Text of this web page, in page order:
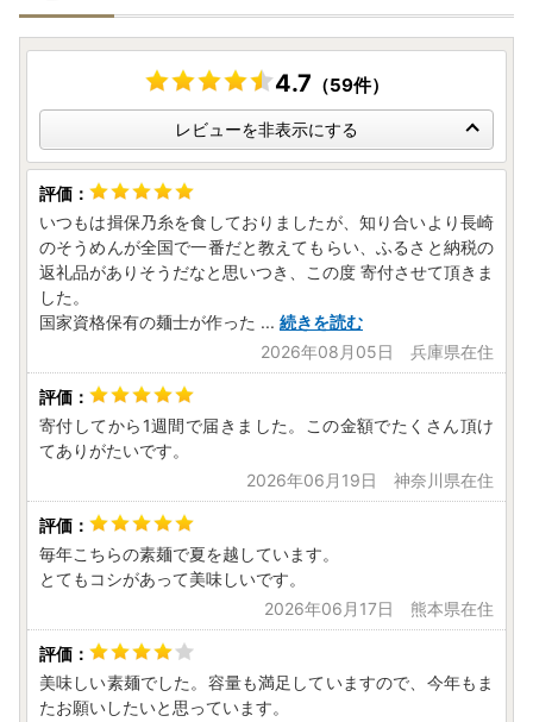
※お名前に旧字体または機種依存文字などが含まれている場
合、当市からお送りするメールにおいて、システム上一部の
メールソフトにて文字化けが発生する可能性がございます。
何卒ご了承ください。
【個人情報の取り扱いについて】
お寄せいただいた個人情報は、寄附金の受付、入金及び返礼
品発送に係る確認・連絡、各種お問い合わせ、寄附の使い道
のお知らせの広報等に利用するものであり、
それ以外の目的で使用するものではありません。返礼品発送
に関して、必要最低限の範囲において返礼品取扱い事業者に
通知します。
【南島原市で開催されるイベント情報】
感謝塔・尊敬塔などが設置され、精霊流しやステージイベン
ト、花火大会が予定されております。
皆様お誘いあわせの上ご来場ください。
2026年8月22日（土）
14:00～22:00
【ふるさと納税の対象となる地方団体の指定について】
南島原市は令和7年9月26日付総務大臣通知「ふるさと納税
の対象となる地方団体の指定について（通知）」にて、地方
4.7 （59件）
レビューを非表示にする
いつもは揖保乃糸を食しておりましたが、知り合いより長崎
のそうめんが全国で一番だと教えてもらい、ふるさと納税の
返礼品がありそうだなと思いつき、この度 寄付させて頂きま
した。
国家資格保有の麺士が作った ... 続きを読む
2026年08月05日 兵庫県在住
寄付してから1週間で届きました。この金額でたくさん頂け
てありがたいです。
2026年06月19日 神奈川県在住
毎年こちらの素麺で夏を越しています。
とてもコシがあって美味しいです。
2026年06月17日 熊本県在住
美味しい素麺でした。容量も満足していますので、今年もま
たお願いしたいと思っています。